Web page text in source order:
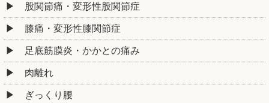
股関節痛・変形性股関節症
膝痛・変形性膝関節症
足底筋膜炎・かかとの痛み
肉離れ
ぎっくり腰